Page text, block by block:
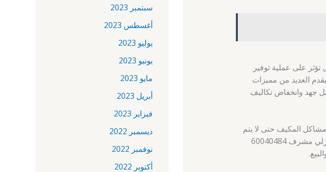
على عملية توفير
تكييف الشاميه، يقدم العديد من مميزات
جهد وانخفاض تكاليف
المكيف حتى لا يتم
حدوث أعطال المفاجأة، ويتم ذلك من خلال أفضل الفنيين من قبل التكييف المنزلي مشرف 60040484
سبتمبر 2023
أغسطس 2023
يوليو 2023
يونيو 2023
مايو 2023
أبريل 2023
فبراير 2023
ديسمبر 2022
نوفمبر 2022
أكتوبر 2022